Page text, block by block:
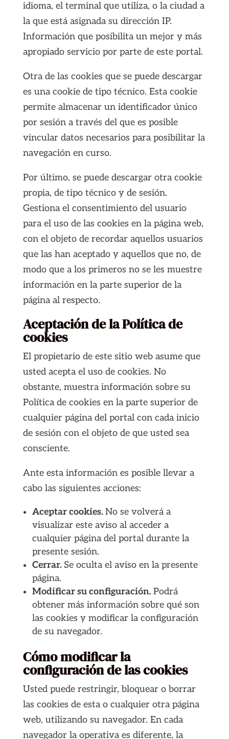
idioma, el terminal que utiliza, o la ciudad a
la que está asignada su dirección IP.
Información que posibilita un mejor y más
apropiado servicio por parte de este portal.
Otra de las cookies que se puede descargar
es una cookie de tipo técnico. Esta cookie
permite almacenar un identificador único
por sesión a través del que es posible
vincular datos necesarios para posibilitar la
navegación en curso.
Por último, se puede descargar otra cookie
propia, de tipo técnico y de sesión.
Gestiona el consentimiento del usuario
para el uso de las cookies en la página web,
con el objeto de recordar aquellos usuarios
que las han aceptado y aquellos que no, de
modo que a los primeros no se les muestre
información en la parte superior de la
página al respecto.
Aceptación de la Política de
cookies
El propietario de este sitio web asume que
usted acepta el uso de cookies. No
obstante, muestra información sobre su
Política de cookies en la parte superior de
cualquier página del portal con cada inicio
de sesión con el objeto de que usted sea
consciente.
Ante esta información es posible llevar a
cabo las siguientes acciones:
Aceptar cookies.No se volverá a
visualizar este aviso al acceder a
cualquier página del portal durante la
presente sesión.
Cerrar. Se oculta el aviso en la presente
página.
Modificar su configuración.Podrá
obtener más información sobre qué son
las cookies y modificar la configuración
de su navegador.
Cómo modificar la
configuración de las cookies
Usted puede restringir, bloquear o borrar
las cookies de esta o cualquier otra página
web, utilizando su navegador. En cada
navegador la operativa es diferente, la